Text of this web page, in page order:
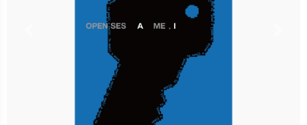
更多銷售據點